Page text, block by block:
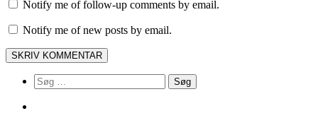
Notify me of follow-up comments by email.
Notify me of new posts by email.
Søg
efter: